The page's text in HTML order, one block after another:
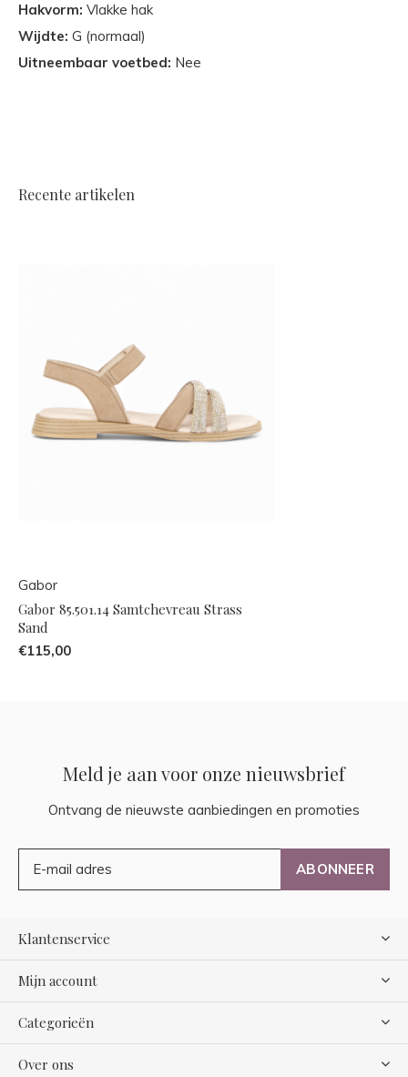
Hakvorm: Vlakke hak
Wijdte: G (normaal)
Uitneembaar voetbed: Nee
Recente artikelen
Gabor
Gabor 85.501.14 Samtchevreau Strass
Sand
€115,00
Meld je aan voor onze nieuwsbrief
Ontvang de nieuwste aanbiedingen en promoties
ABONNEER
Klantenservice
Mijn account
Categorieën
Over ons